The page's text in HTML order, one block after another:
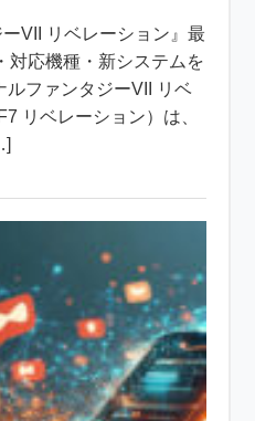
VII リベレーション』最
対応機種・新システムを
ファンタジーVII リベ
リベレーション）は、